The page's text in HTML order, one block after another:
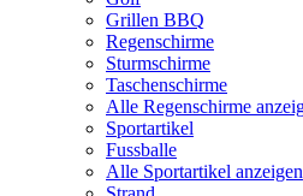
Grillen BBQ
Regenschirme
Sturmschirme
Taschenschirme
Alle Regenschirme
Sportartikel
Fussballe
Alle Sportartikel anzeigen